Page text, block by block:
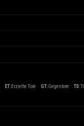
ET: Erzielte Tore GT:Gegentore TD: